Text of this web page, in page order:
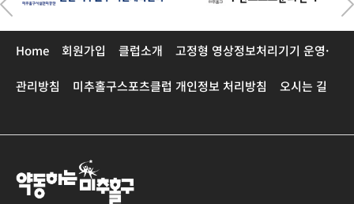
Home 회원가입 클럽소개 고정형 영상정보처리기기 운영·
관리방침 미추홀구스포츠클럽 개인정보 처리방침 오시는 길